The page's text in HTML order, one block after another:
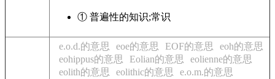
① 普遍性的知识;常识
e.o.d.的意思 eoe的意思 EOF的意思
eoh的意思
eohippus的意思
Eolian的意思
eolienne的意思
eolith的意思
eolithic的意思
e.o.m.的意思